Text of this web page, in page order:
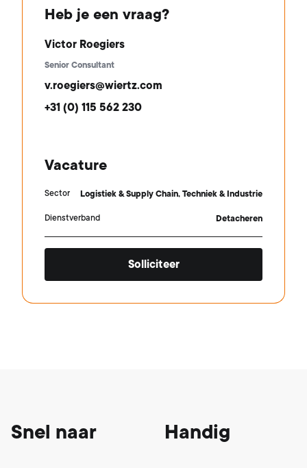
Heb je een vraag?
Victor Roegiers
Senior Consultant
v.roegiers@wiertz.com
+31 (0) 115 562 230
Vacature
Sector Logistiek & Supply Chain, Techniek & Industrie
Dienstverband Detacheren
Solliciteer
Snel naar Handig